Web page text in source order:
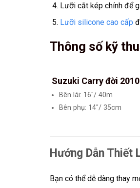
Lưỡi cắt kép chính để
Lưỡi silicone cao cấp
Thông số kỹ
Suzuki Carry đời
Bên lái: 16″/ 40m
Bên phụ: 14″/ 35cm
Hướng Dẫn Thiết
Bạn có thể dễ dàng thay